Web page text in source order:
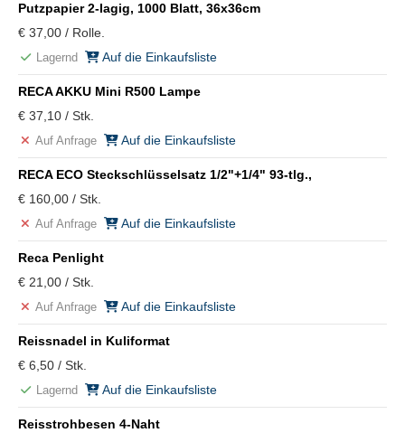
Putzpapier 2-lagig, 1000 Blatt, 36x36cm
€ 37,00 / Rolle.
Lagernd Auf die Einkaufsliste
RECA AKKU Mini R500 Lampe
€ 37,10 / Stk.
Auf Anfrage Auf die Einkaufsliste
RECA ECO Steckschlüsselsatz 1/2"+1/4" 93-tlg.,
€ 160,00 / Stk.
Auf Anfrage Auf die Einkaufsliste
Reca Penlight
€ 21,00 / Stk.
Auf Anfrage Auf die Einkaufsliste
Reissnadel in Kuliformat
€ 6,50 / Stk.
Lagernd Auf die Einkaufsliste
Reisstrohbesen 4-Naht